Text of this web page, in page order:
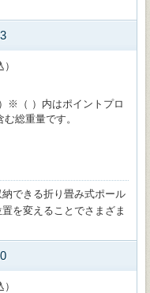
※（ ）内はポイントプロ
総重量です。
できる折り畳み式ポール
を変えることでさまざま